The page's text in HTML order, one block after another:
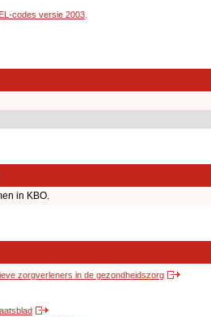
codes versie 2003
in KBO.
zorgverleners in de gezondheidszorg